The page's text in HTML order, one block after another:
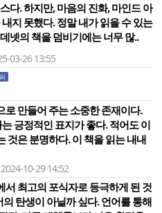
다. 하지만, 마음의 진화, 마인드 아
지 못했다. 정말 내가 읽을 수 있는
넷의 책을 덤비기에는 너무 많..
03-26 13:55
로 만들어 주는 소중한 존재이다.
긍정적인 표지가 좋다. 적어도 이
것은 분명하다. 이 책을 읽는 내내
10-29 14:52
최고의 포식자로 등극하게 된 것
탄생이 아닐까 싶다. 언어를 통해